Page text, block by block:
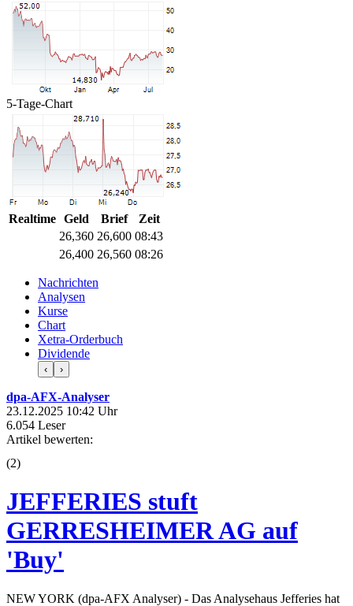
5-Tage-Chart
Realtime Geld Brief
Zeit
26,360 26,600 08:43
26,400 26,560 08:26
Nachrichten
Analysen
Kurse
Chart
Xetra-Orderbuch
Dividende
‹ ›
dpa-AFX-Analyser
23.12.2025 10:42 Uhr
6.054 Leser
Artikel bewerten:
(2)
JEFFERIES stuft
GERRESHEIMER AG auf
'Buy'
NEW YORK (dpa-AFX Analyser) - Das Analysehaus Jefferies hat